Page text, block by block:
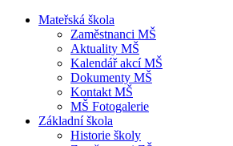
Mateřská škola
Zaměstnanci MŠ
Aktuality MŠ
Kalendář akcí MŠ
Dokumenty MŠ
Kontakt MŠ
MŠ Fotogalerie
Základní škola
Historie školy